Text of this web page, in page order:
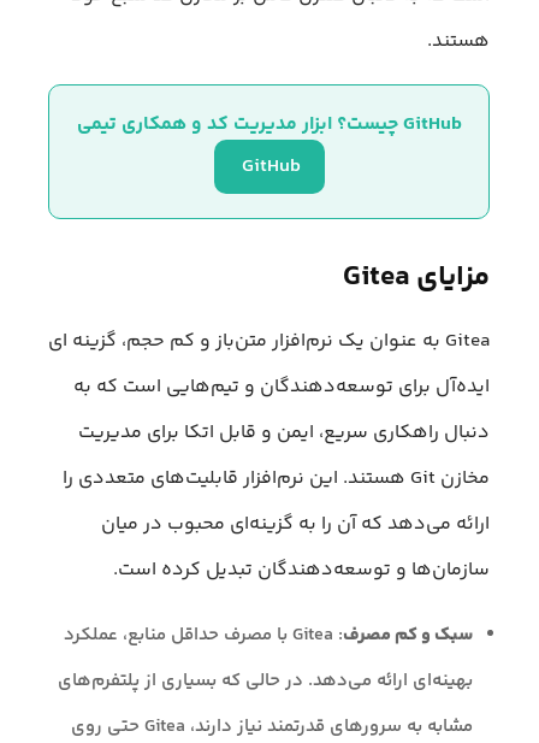
هستند.
GitHub چیست؟ ابزار مدیریت کد و همکاری تیمی
GitHub
مزایای Gitea
Gitea به عنوان یک نرم‌افزار متن‌باز و کم حجم، گزینه ای
ایده‌آل برای توسعه‌دهندگان و تیم‌هایی است که به
دنبال راهکاری سریع، ایمن و قابل اتکا برای مدیریت
مخازن Git هستند. این نرم‌افزار قابلیت‌های متعددی را
ارائه می‌دهد که آن را به گزینه‌ای محبوب در میان
سازمان‌ها و توسعه‌دهندگان تبدیل کرده است.
سبک و کم مصرف
: Gitea با مصرف حداقل منابع، عملکرد
بهینه‌ای ارائه می‌دهد. در حالی که بسیاری از پلتفرم‌های
مشابه به سرور‌های قدرتمند نیاز دارند، Gitea حتی روی